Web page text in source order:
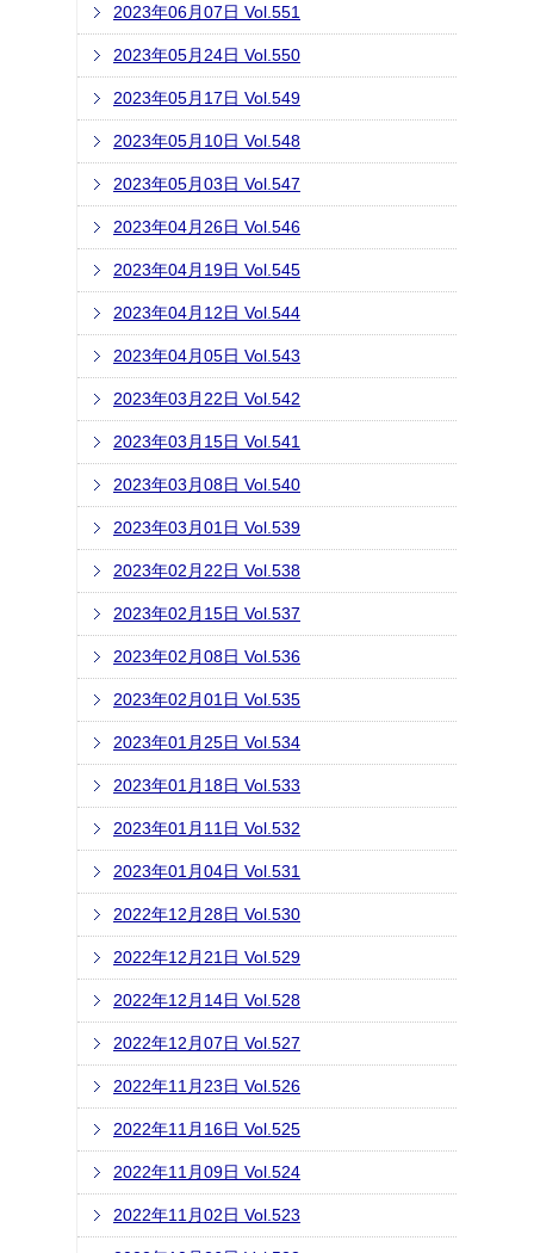
2023年06月07日 Vol.551
2023年05月24日 Vol.550
2023年05月17日 Vol.549
2023年05月10日 Vol.548
2023年05月03日 Vol.547
2023年04月26日 Vol.546
2023年04月19日 Vol.545
2023年04月12日 Vol.544
2023年04月05日 Vol.543
2023年03月22日 Vol.542
2023年03月15日 Vol.541
2023年03月08日 Vol.540
2023年03月01日 Vol.539
2023年02月22日 Vol.538
2023年02月15日 Vol.537
2023年02月08日 Vol.536
2023年02月01日 Vol.535
2023年01月25日 Vol.534
2023年01月18日 Vol.533
2023年01月11日 Vol.532
2023年01月04日 Vol.531
2022年12月28日 Vol.530
2022年12月21日 Vol.529
2022年12月14日 Vol.528
2022年12月07日 Vol.527
2022年11月23日 Vol.526
2022年11月16日 Vol.525
2022年11月09日 Vol.524
2022年11月02日 Vol.523